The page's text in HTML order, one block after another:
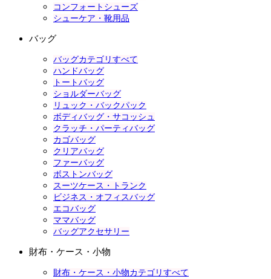
コンフォートシューズ
シューケア・靴用品
バッグ
バッグカテゴリすべて
ハンドバッグ
トートバッグ
ショルダーバッグ
リュック・バックパック
ボディバッグ・サコッシュ
クラッチ・パーティバッグ
カゴバッグ
クリアバッグ
ファーバッグ
ボストンバッグ
スーツケース・トランク
ビジネス・オフィスバッグ
エコバッグ
ママバッグ
バッグアクセサリー
財布・ケース・小物
財布・ケース・小物カテゴリすべて